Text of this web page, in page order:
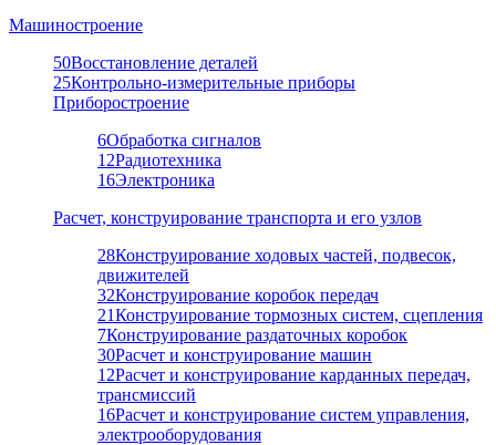
Машиностроение
50Восстановление деталей
25Контрольно-измерительные приборы
Приборостроение
6Обработка сигналов
12Радиотехника
16Электроника
Расчет, конструирование транспорта и его узлов
28Конструирование ходовых частей, подвесок,
движителей
32Конструирование коробок передач
21Конструирование тормозных систем, сцепления
7Конструирование раздаточных коробок
30Расчет и конструирование машин
12Расчет и конструирование карданных передач,
трансмиссий
16Расчет и конструирование систем управления,
электрооборудования